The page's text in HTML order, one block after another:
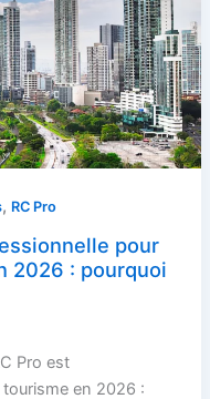
, RC Pro
pour
2026 : pourquoi
Pro est
en 2026 :